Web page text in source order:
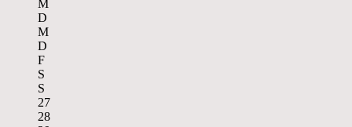
M
D
M
D
F
S
S
27
28